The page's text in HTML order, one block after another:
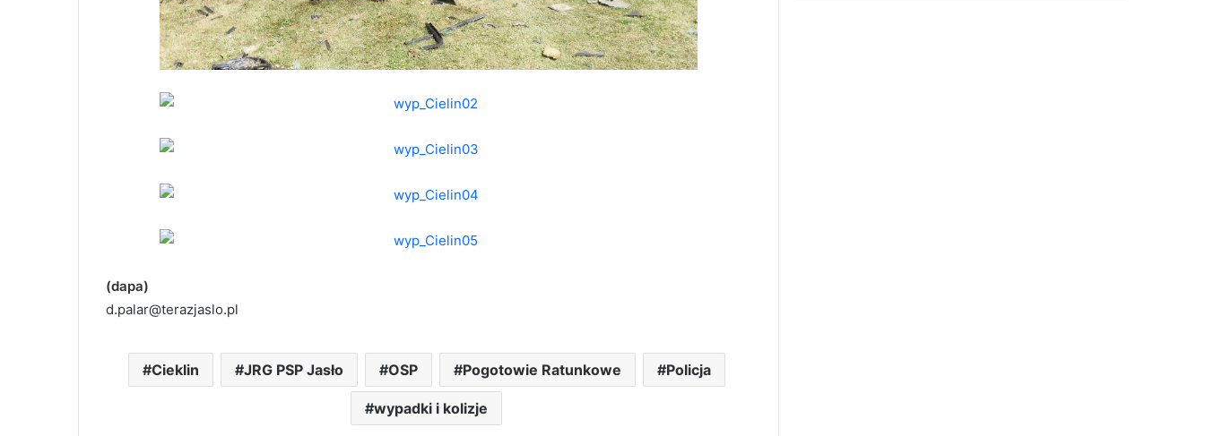
(dapa)
d.palar@terazjaslo.pl
Cieklin JRG PSP Jasło OSP Pogotowie Ratunkowe Policja
wypadki i kolizje